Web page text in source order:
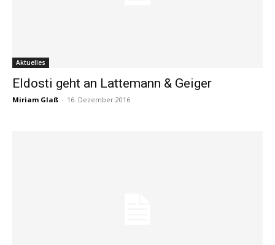
Aktuelles
Eldosti geht an Lattemann & Geiger
Miriam Glaß - 16. Dezember 2016